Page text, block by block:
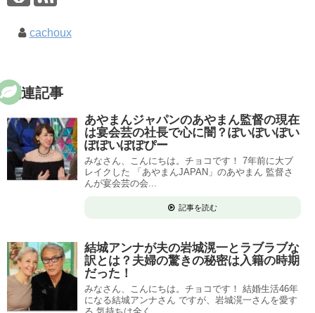
cachoux
関連記事
あやまんジャパンのあやまん監督の現在
は宴会芸の社長で心に闇？ぽいぽいぽい
ぽぽいぽぽぴー
みなさん、こんにちは。チョコです！ 7年前に大ブ
レイクした 「あやまんJAPAN」のあやまん 監督さ
んが宴会芸の会...
記事を読む
結城アンナが夫の岩城滉一とラブラブな
訳とは？夫婦の驚きの秘密は入籍の時期
だった！
みなさん、こんにちは。チョコです！ 結婚生活46年
になる結城アンナさん ですが、岩城滉一さんを愛す